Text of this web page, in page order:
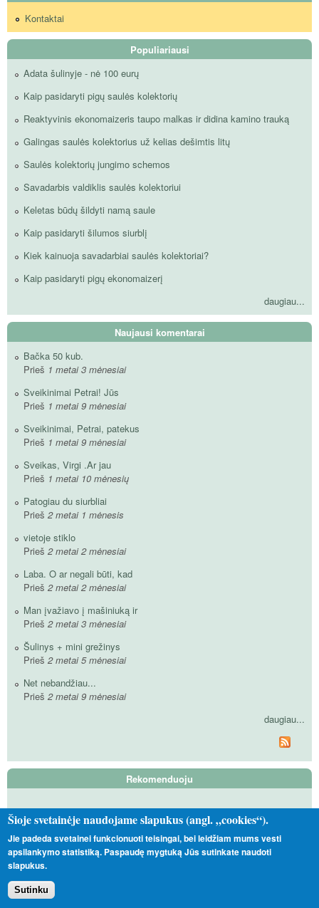
Kontaktai
Populiariausi
Adata šulinyje - nė 100 eurų
Kaip pasidaryti pigų saulės kolektorių
Reaktyvinis ekonomaizeris taupo malkas ir didina kamino trauką
Galingas saulės kolektorius už kelias dešimtis litų
Saulės kolektorių jungimo schemos
Savadarbis valdiklis saulės kolektoriui
Keletas būdų šildyti namą saule
Kaip pasidaryti šilumos siurblį
Kiek kainuoja savadarbiai saulės kolektoriai?
Kaip pasidaryti pigų ekonomaizerį
daugiau...
Naujausi komentarai
Bačka 50 kub.
Prieš 1 metai 3 mėnesiai
Sveikinimai Petrai! Jūs
Prieš 1 metai 9 mėnesiai
Sveikinimai, Petrai, patekus
Prieš 1 metai 9 mėnesiai
Sveikas, Virgi .Ar jau
Prieš 1 metai 10 mėnesių
Patogiau du siurbliai
Prieš 2 metai 1 mėnesis
vietoje stiklo
Prieš 2 metai 2 mėnesiai
Laba. O ar negali būti, kad
Prieš 2 metai 2 mėnesiai
Man įvažiavo į mašiniuką ir
Prieš 2 metai 3 mėnesiai
Šulinys + mini grežinys
Prieš 2 metai 5 mėnesiai
Net nebandžiau...
Prieš 2 metai 9 mėnesiai
daugiau...
Rekomenduoju
Tas Toks Kitoks
Vadinamieji satanistai
Nepavėjui
Šioje svetainėje naudojame slapukus (angl. „cookies“).
Jie padeda svetainei funkcionuoti teisingai, bei leidžiam mums vesti
apsilankymo statistiką. Paspaudę mygtuką Jūs sutinkate naudoti
slapukus.
Sutinku